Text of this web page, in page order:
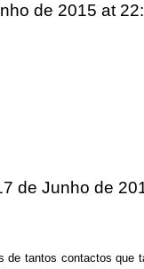
de 2015 at
de Junho de
de tantos contactos